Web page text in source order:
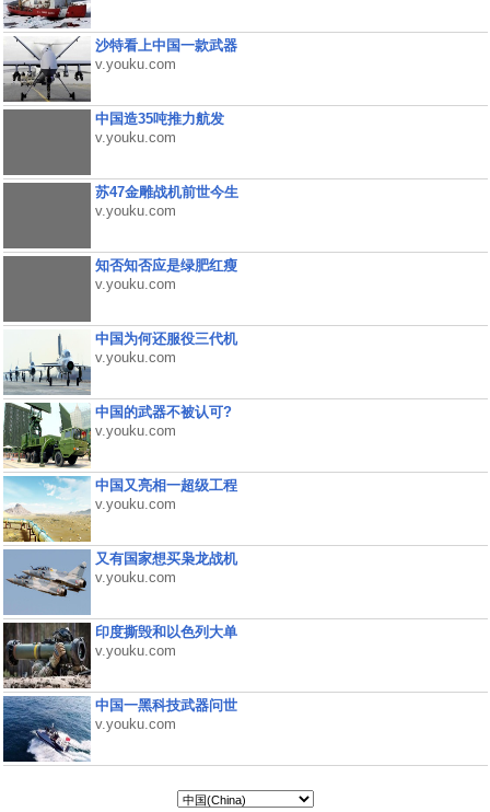
沙特看上中国一款武器
v.youku.com
中国造35吨推力航发
v.youku.com
苏47金雕战机前世今生
v.youku.com
知否知否应是绿肥红瘦
v.youku.com
中国为何还服役三代机
v.youku.com
中国的武器不被认可?
v.youku.com
中国又亮相一超级工程
v.youku.com
又有国家想买枭龙战机
v.youku.com
印度撕毁和以色列大单
v.youku.com
中国一黑科技武器问世
v.youku.com